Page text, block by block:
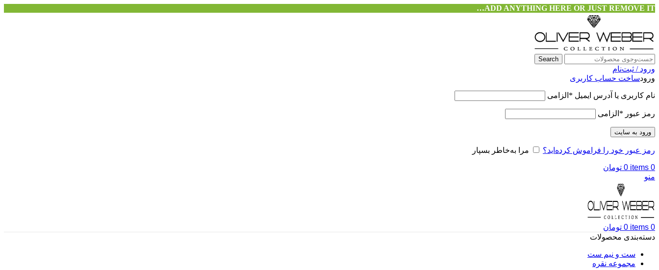
ADD ANYTHING HERE OR JUST REMOVE IT…
Search
ورود / ثبت‌نام
ورودساخت حساب کاربری
نام کاربری یا آدرس ایمیل * الزامی
رمز عبور * الزامی
ورود به سایت
رمز عبور خود را فراموش کرده‌اید؟ مرا به‌خاطر بسپار
0
items
0 تومان
منو
0
items
0 تومان
دسته‌بندی محصولات
ست و نیم ست
مجموعه نقره